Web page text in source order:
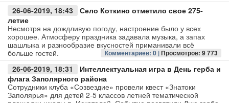
Медиа
Авто
Спорт
Контакты
26-06-2019, 18:43
Село Коткино отметило свое 275-
летие
Несмотря на дождливую погоду, настроение было у всех
хорошее. Атмосферу праздника задавала музыка, а запах
шашлыка и разнообразие вкусностей приманивали всё
больше гостей.
Комментариев: 0 |Просмотров: 9 773
26-06-2019, 18:31
Интеллектуальная игра в День герба и
флага Заполярного района
Сотрудники клуба «Созвездие» провели квест «Знатоки
Заполярья» для детей 2-5 классов летней тематической